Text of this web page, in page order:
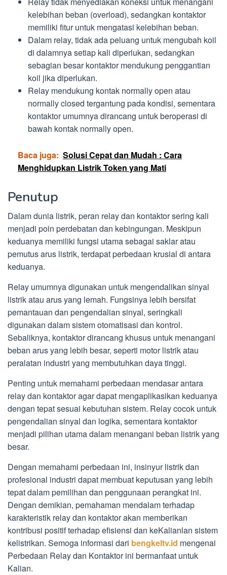
kelebihan beban (overload), sedangkan kontaktor
memiliki fitur untuk mengatasi kelebihan beban.
Dalam relay, tidak ada peluang untuk mengubah koil
di dalamnya setiap kali diperlukan, sedangkan
sebagian besar kontaktor mendukung penggantian
koil jika diperlukan.
Relay mendukung kontak normally open atau
normally closed tergantung pada kondisi, sementara
kontaktor umumnya dirancang untuk beroperasi di
bawah kontak normally open.
Baca juga: Solusi Cepat dan Mudah : Cara
Menghidupkan Listrik Token yang Mati
Penutup
Dalam dunia listrik, peran relay dan kontaktor sering kali
menjadi poin perdebatan dan kebingungan. Meskipun
keduanya memiliki fungsi utama sebagai saklar atau
pemutus arus listrik, terdapat perbedaan krusial di antara
keduanya.
Relay umumnya digunakan untuk mengendalikan sinyal
listrik atau arus yang lemah. Fungsinya lebih bersifat
pemantauan dan pengendalian sinyal, seringkali
digunakan dalam sistem otomatisasi dan kontrol.
Sebaliknya, kontaktor dirancang khusus untuk menangani
beban arus yang lebih besar, seperti motor listrik atau
peralatan industri yang membutuhkan daya tinggi.
Penting untuk memahami perbedaan mendasar antara
relay dan kontaktor agar dapat mengaplikasikan keduanya
dengan tepat sesuai kebutuhan sistem. Relay cocok untuk
pengendalian sinyal dan logika, sementara kontaktor
menjadi pilihan utama dalam menangani beban listrik yang
besar.
Dengan memahami perbedaan ini, insinyur listrik dan
profesional industri dapat membuat keputusan yang lebih
tepat dalam pemilihan dan penggunaan perangkat ini.
Dengan demikian, pemahaman mendalam terhadap
karakteristik relay dan kontaktor akan memberikan
kontribusi positif terhadap efisiensi dan keKalianlan sistem
kelistrikan. Semoga informasi dari bengkeltv.id mengenai
Perbedaan Relay dan Kontaktor ini bermanfaat untuk
Kalian.